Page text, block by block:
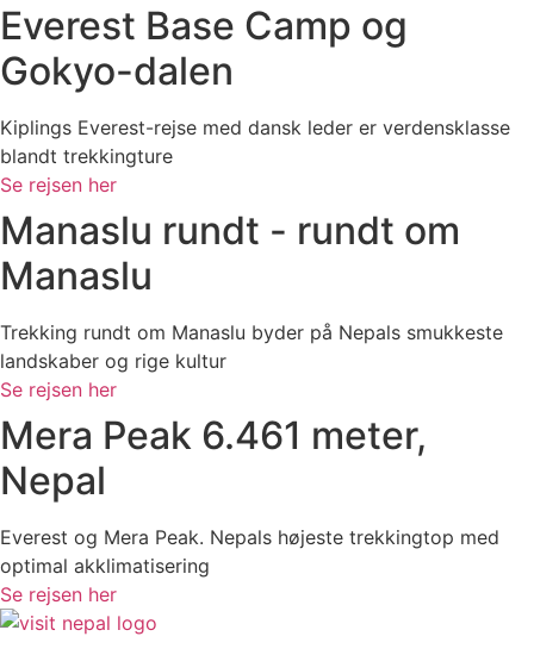
Everest Base Camp og
Gokyo-dalen
Kiplings Everest-rejse med dansk leder er verdensklasse
blandt trekkingture
Se rejsen her
Manaslu rundt - rundt om
Manaslu
Trekking rundt om Manaslu byder på Nepals smukkeste
landskaber og rige kultur
Se rejsen her
Mera Peak 6.461 meter,
Nepal
Everest og Mera Peak. Nepals højeste trekkingtop med
optimal akklimatisering
Se rejsen her